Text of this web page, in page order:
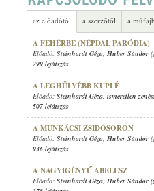
az előadótól a szerzőtől a
A FEHÉRBE (NÉPDAL PARÓDIA)
Előadó: Steinhardt Géza, Huber Sándor
299 lejátszás
A LEGHÜLYÉBB KUPLÉ
Előadó: Steinhardt Géza, ismeretlen
507 lejátszás
A MUNKÁCSI ZSIDÓSORON
Előadó: Steinhardt Géza, Huber Sándor
936 lejátszás
A NAGYIGÉNYŰ ABELESZ
Előadó: Steinhardt Géza, Huber Sándor